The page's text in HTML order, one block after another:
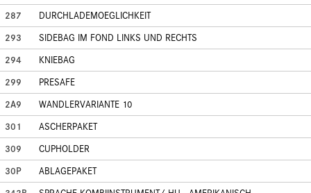
287
DURCHLADEMOEGLICHKEIT
293
SIDEBAG IM FOND LINKS UND RECHTS
294
KNIEBAG
299
PRESAFE
2A9
WANDLERVARIANTE 10
301
ASCHERPAKET
309
CUPHOLDER
30P
ABLAGEPAKET